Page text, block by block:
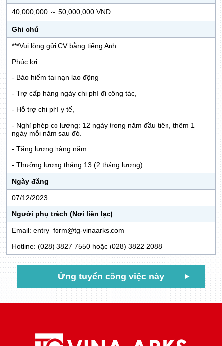
40,000,000 ～ 50,000,000 VND
Ghi chú
***Vui lòng gửi CV bằng tiếng Anh
Phúc lợi:
- Bảo hiểm tai nạn lao động
- Trợ cấp hàng ngày chi phí đi công tác,
- Hỗ trợ chi phí y tế,
- Nghỉ phép có lương: 12 ngày trong năm đầu tiên, thêm 1
ngày mỗi năm sau đó.
- Tăng lương hàng năm.
- Thưởng lương tháng 13 (2 tháng lương)
Ngày đăng
07/12/2023
Người phụ trách (Nơi liên lạc)
Email: entry_form@tg-vinaarks.com
Hotline: (028) 3827 7550 hoặc (028) 3822 2088
Ứng tuyển công việc này